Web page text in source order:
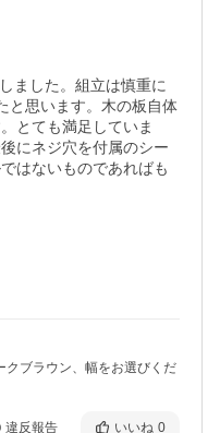
ました。組立は慎重に
と思います。木の板自体
とても満足していま
にネジ穴を付属のシー
はないものであればも
クブラウン、幅をお選びくだ
違反報告 いいね 0